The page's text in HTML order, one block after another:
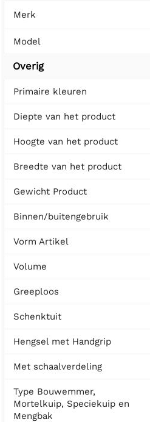
Merk
Model
Overig
Primaire kleuren
Diepte van het product
Hoogte van het product
Breedte van het product
Gewicht Product
Binnen/buitengebruik
Vorm Artikel
Volume
Greeploos
Schenktuit
Hengsel met Handgrip
Met schaalverdeling
Type Bouwemmer,
Mortelkuip, Speciekuip en
Mengbak